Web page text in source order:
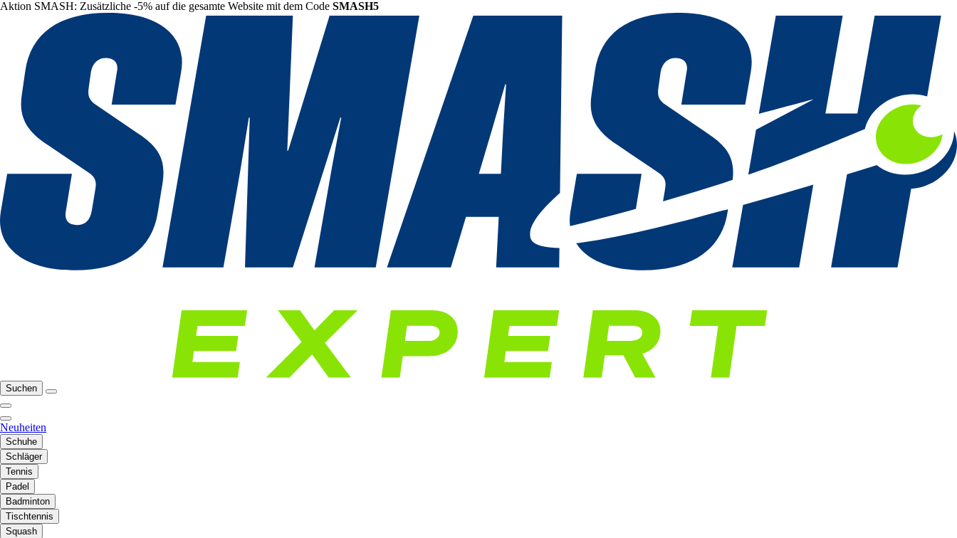
Aktion SMASH: Zusätzliche -5% auf die gesamte Website mit dem Code SMASH5
Suchen
Neuheiten
Schuhe
Schläger
Tennis
Padel
Badminton
Tischtennis
Squash